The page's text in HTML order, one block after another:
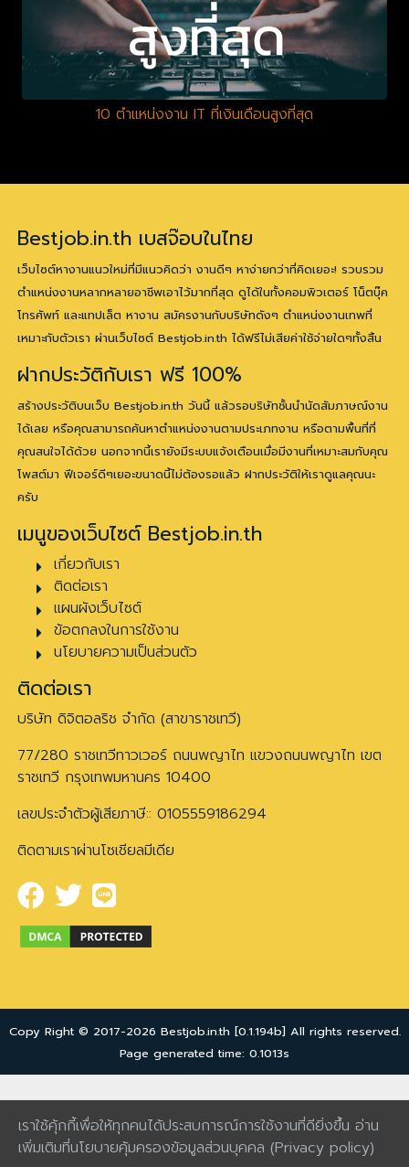
เราใช้คุ้กกี้เพื่อให้ทุกคนได้ประสบการณ์การใช้งานที่ดียิ่งขึ้น อ่าน
เพิ่มเติมที่นโยบายคุ้มครองข้อมูลส่วนบุคคล (Privacy policy)
10 ตำแหน่งงาน IT ที่เงินเดือนสูงที่สุด
Bestjob.in.th เบสจ๊อบในไทย
เว็บไซต์หางานแนวใหม่ที่มีแนวคิดว่า งานดีๆ หาง่ายกว่าที่คิดเยอะ! รวบรวม
ตำแหน่งงานหลากหลายอาชีพเอาไว้มากที่สุด ดูได้ในทั้งคอมพิวเตอร์ โน็ตบุ๊ค
โทรศัพท์ และแทปเล็ต หางาน สมัครงานกับบริษัทดังๆ ตำแหน่งงานเทพที่
เหมาะกับตัวเรา ผ่านเว็บไซต์ Bestjob.in.th ได้ฟรีไม่เสียค่าใช้จ่ายใดๆทั้งสิ้น
ฝากประวัติกับเรา ฟรี 100%
สร้างประวัติบนเว็บ Bestjob.in.th วันนี้ แล้วรอบริษัทชั้นนำนัดสัมภาษณ์งาน
ได้เลย หรือคุณสามารถค้นหาตำแหน่งงานตามประเภทงาน หรือตามพื้นที่ที่
คุณสนใจได้ด้วย นอกจากนี้เรายังมีระบบแจ้งเตือนเมื่อมีงานที่เหมาะสมกับคุณ
โพสต์มา ฟีเจอร์ดีๆเยอะขนาดนี้ไม่ต้องรอแล้ว ฝากประวัติให้เราดูแลคุณนะ
ครับ
เมนูของเว็บไซต์ Bestjob.in.th
เกี่ยวกับเรา
ติดต่อเรา
แผนผังเว็บไซต์
ข้อตกลงในการใช้งาน
นโยบายความเป็นส่วนตัว
ติดต่อเรา
บริษัท ดิจิตอลริช จำกัด (สาขาราชเทวี)
77/280 ราชเทวีทาวเวอร์ ถนนพญาไท แขวงถนนพญาไท เขต
ราชเทวี กรุงเทพมหานคร 10400
เลขประจำตัวผู้เสียภาษี:: 0105559186294
ติดตามเราผ่านโซเชียลมีเดีย
Copy Right © 2017-2026 Bestjob.in.th [0.1.194b] All rights reserved.
Page generated time: 0.1013s